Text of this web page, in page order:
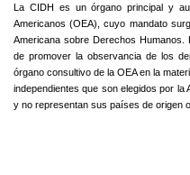
La CIDH es un órgano principal y
Americanos (OEA), cuyo mandato
Americana sobre Derechos Humanos.
de promover la observancia de los
órgano consultivo de la OEA en la
independientes que son elegidos por la
y no representan sus países de origen